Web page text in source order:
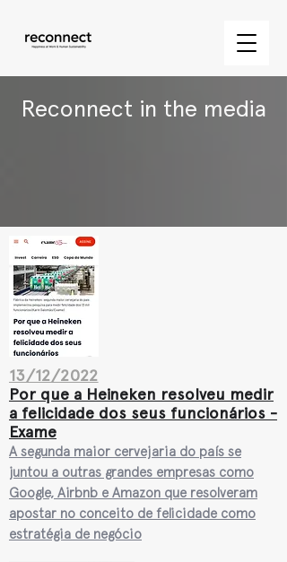
Reconnect in the media
13/12/2022
Por que a Heineken resolveu medir
a felicidade dos seus funcionários -
Exame
A segunda maior cervejaria do país se
juntou a outras grandes empresas como
Google, Airbnb e Amazon que resolveram
apostar no conceito de felicidade como
estratégia de negócio